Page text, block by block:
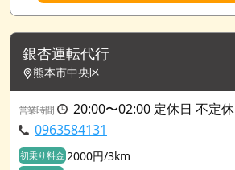
銀杏運転代行
熊本市中央区
営業時間
20:00〜02:00 定休日 不定休
0963584131
初乗り料金 2000円/3km